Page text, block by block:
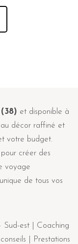
et disponible à
au décor raffiné et
votre budget.
créer des
voyage
de tous vos
Sud-est | Coaching
|
Prestations